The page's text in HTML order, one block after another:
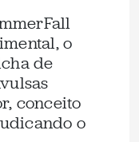
o
de
conceito
o